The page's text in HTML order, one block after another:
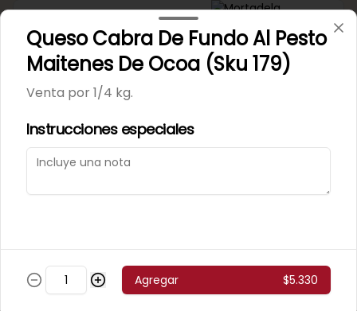
Mortadela Jamonada
Supercerdo (Sku 101)
Venta por 1/4 kg.
Mortadela Jamonada
Queso Cabra De Fundo Al Pesto
Maitenes De Ocoa (Sku 179)
Venta por 1/4 kg.
Instrucciones especiales
Agregar $5.330